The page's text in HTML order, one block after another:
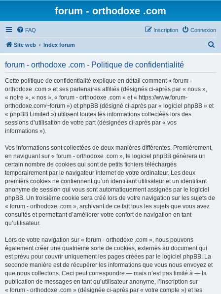
forum - orthodoxe .com
FAQ Connexion
Inscription
Site web Index forum
forum - orthodoxe .com - Politique de confidentialité
Cette politique de confidentialité explique en détail comment « forum -
orthodoxe .com » et ses partenaires affiliés (désignés ci-après par « nous »,
« notre », « nos », « forum - orthodoxe .com » et « https://www.forum-
orthodoxe.com/~forum ») et phpBB (désigné ci-après par « logiciel phpBB » et
« phpBB Limited ») utilisent toutes les informations collectées lors des
sessions d’utilisation de votre part (désignées ci-après par « vos
informations »).
Vos informations sont collectées de deux manières différentes. Premièrement,
en naviguant sur « forum - orthodoxe .com », le logiciel phpBB génèrera un
certain nombre de cookies qui sont de petits fichiers téléchargés
temporairement par le navigateur internet de votre ordinateur. Les deux
premiers cookies ne contiennent qu’un identifiant utilisateur et un identifiant
anonyme de session qui vous sont automatiquement assignés par le logiciel
phpBB. Un troisième cookie sera créé lors de votre navigation sur les sujets de
« forum - orthodoxe .com », archivant de ce fait tous les sujets que vous avez
consultés et permettant d’améliorer votre confort de navigation en tant
qu’utilisateur.
Lors de votre navigation sur « forum - orthodoxe .com », nous pouvons
également créer une quatrième sorte de cookies, externes au document qui
est prévu pour couvrir uniquement les pages créées par le logiciel phpBB. La
seconde manière est de récupérer les informations que vous nous envoyez et
que nous collectons. Ceci peut correspondre — mais n’est pas limité à — la
publication de messages en tant qu’utilisateur anonyme, l’inscription sur
« forum - orthodoxe .com » (désignée ci-après par « votre compte ») et les